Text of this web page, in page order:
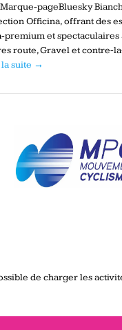
pageBluesky
Officina, offrant des
et spectaculaires
route, Gravel et
suite →
de charger les